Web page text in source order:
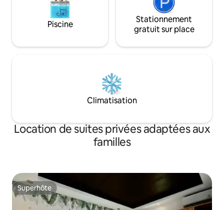
Piscine
Stationnement
gratuit sur place
Climatisation
Location de suites privées adaptées aux
familles
Superhôte
Superhôte